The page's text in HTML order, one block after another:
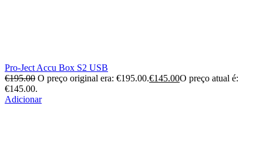
Pro-Ject Accu Box S2 USB
€195.00 O preço original era: €195.00.€145.00O preço atual é:
€145.00.
Adicionar